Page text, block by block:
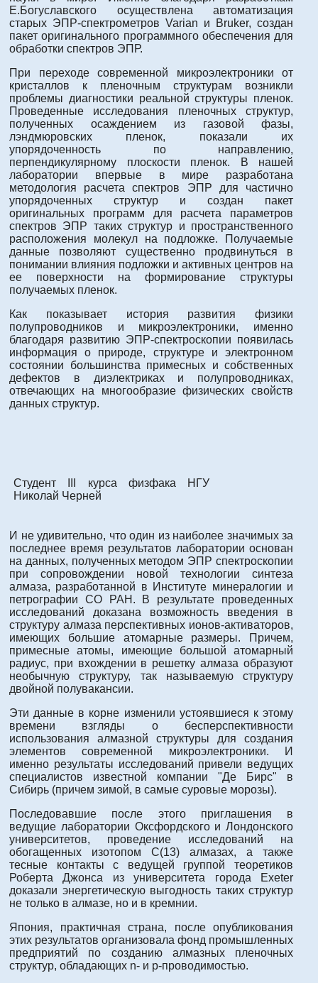
Е.Богуславского осуществлена автоматизация
старых ЭПР-спектрометров Varian и Bruker, создан
пакет оригинального программного обеспечения для
обработки спектров ЭПР.
При переходе современной микроэлектроники от
кристаллов к пленочным структурам возникли
проблемы диагностики реальной структуры пленок.
Проведенные исследования пленочных структур,
полученных осаждением из газовой фазы,
лэндмюровских пленок, показали их
упорядоченность по направлению,
перпендикулярному плоскости пленок. В нашей
лаборатории впервые в мире разработана
методология расчета спектров ЭПР для частично
упорядоченных структур и создан пакет
оригинальных программ для расчета параметров
спектров ЭПР таких структур и пространственного
расположения молекул на подложке. Получаемые
данные позволяют существенно продвинуться в
понимании влияния подложки и активных центров на
ее поверхности на формирование структуры
получаемых пленок.
Как показывает история развития физики
полупроводников и микроэлектроники, именно
благодаря развитию ЭПР-спектроскопии появилась
информация о природе, структуре и электронном
состоянии большинства примесных и собственных
дефектов в диэлектриках и полупроводниках,
отвечающих на многообразие физических свойств
данных структур.
Студент III курса физфака НГУ
Николай Черней
И не удивительно, что один из наиболее значимых за
последнее время результатов лаборатории основан
на данных, полученных методом ЭПР спектроскопии
при сопровождении новой технологии синтеза
алмаза, разработанной в Институте минералогии и
петрографии СО РАН. В результате проведенных
исследований доказана возможность введения в
структуру алмаза перспективных ионов-активаторов,
имеющих большие атомарные размеры. Причем,
примесные атомы, имеющие большой атомарный
радиус, при вхождении в решетку алмаза образуют
необычную структуру, так называемую структуру
двойной полувакансии.
Эти данные в корне изменили устоявшиеся к этому
времени взгляды о бесперспективности
использования алмазной структуры для создания
элементов современной микроэлектроники. И
именно результаты исследований привели ведущих
специалистов известной компании "Де Бирс" в
Сибирь (причем зимой, в самые суровые морозы).
Последовавшие после этого приглашения в
ведущие лаборатории Оксфордского и Лондонского
университетов, проведение исследований на
обогащенных изотопом С(13) алмазах, а также
тесные контакты с ведущей группой теоретиков
Роберта Джонса из университета города Exeter
доказали энергетическую выгодность таких структур
не только в алмазе, но и в кремнии.
Япония, практичная страна, после опубликования
этих результатов организовала фонд промышленных
предприятий по созданию алмазных пленочных
структур, обладающих n- и p-проводимостью.